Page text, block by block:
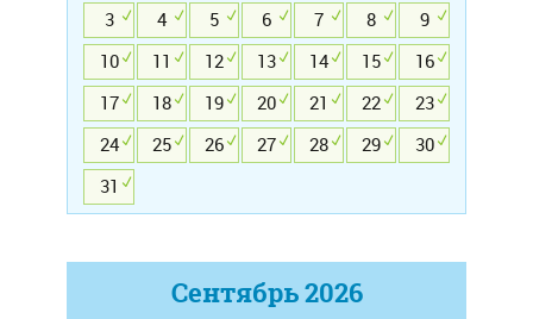
3
4 5 6 7 8
9
10
11 12 13 14 15
16
17
18 19 20 21 22
23
24
25 26 27 28 29
30
31
Сентябрь2026